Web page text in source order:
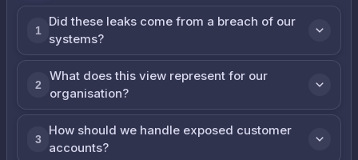
1
Did these leaks come from a breach of our
systems?
2
What does this view represent for our
organisation?
3
How should we handle exposed customer
accounts?